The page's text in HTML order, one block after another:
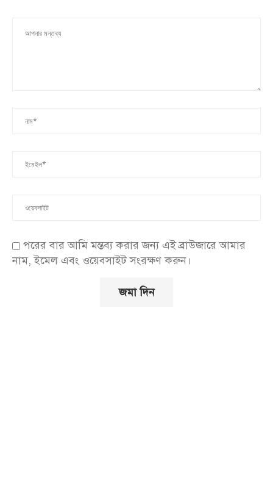
পরের বার আমি মন্তব্য করার জন্য এই ব্রাউজারে আমার
নাম, ইমেল এবং ওয়েবসাইট সংরক্ষণ করুন।